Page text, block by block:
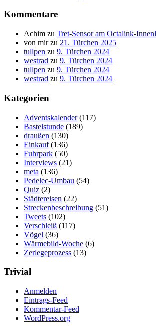
Kommentare
Achim zu Tret-Sensor am Octalink-
von mirzu 21. Türchen 2025
tullpen zu 9. Türchen 2024
westrad zu 9. Türchen 2024
tullpen zu 9. Türchen 2024
westrad zu 9. Türchen 2024
Kategorien
Adventskalender(117)
Bastelstunde (189)
draußen (130)
Einkauf(136)
Fuhrpark (50)
Interviews (21)
meta (136)
Pedelec-Umbau (54)
Quiz (2)
Städtereisen (22)
Streckenbeschreibung (51)
Tweets (102)
Verschleiß (117)
Vögel (36)
Wärmebild-Woche (6)
Zerlegeprozess (13)
Trivial
Anmelden
Eintrags-Feed
Kommentar-Feed
WordPress.org